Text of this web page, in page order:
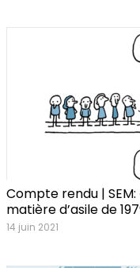
Compte rendu |
matière d’asile de
14 juin 2021